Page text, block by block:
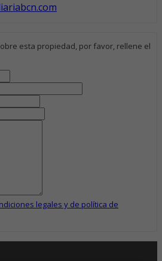
esta propiedad, por favor, rellene el
legales y de política de